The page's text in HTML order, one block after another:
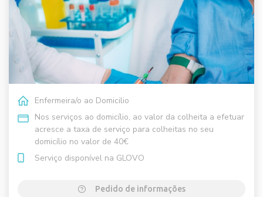
Enfermeira/o ao Domicilio
Nos serviços ao domicílio, ao valor da colheita a efetuar
acresce a taxa de serviço para colheitas no seu
domicílio no valor de 40€
Serviço disponível na GLOVO
Pedido de informações